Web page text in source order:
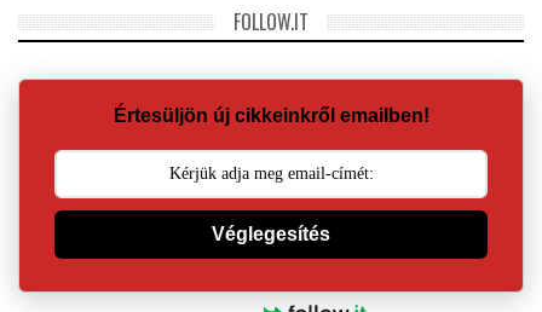
FOLLOW.IT
Értesüljön új cikkeinkről emailben!
Véglegesítés